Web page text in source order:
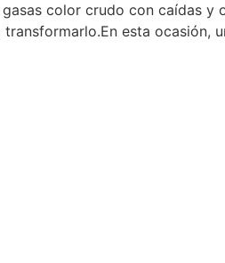
color crudo con caídas y
esta ocasión,